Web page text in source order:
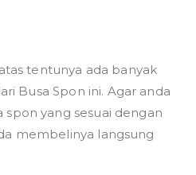
tentunya ada banyak
Busa Spon ini. Agar anda
yang sesuai dengan
membelinya langsung